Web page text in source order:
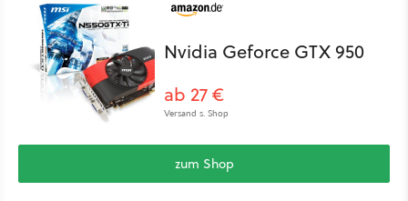
Nvidia Geforce GTX 950
ab 27 €
Versand s. Shop
zum Shop